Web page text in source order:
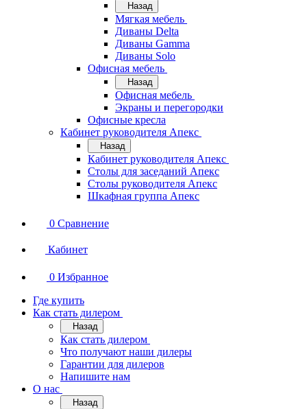
Назад
Мягкая мебель
Диваны Delta
Диваны Gamma
Диваны Solo
Офисная мебель
Назад
Офисная мебель
Экраны и перегородки
Офисные кресла
Кабинет руководителя Апекс
Назад
Кабинет руководителя Апекс
Столы для заседаний Апекс
Столы руководителя Апекс
Шкафная группа Апекс
0 Сравнение
Кабинет
0 Избранное
Где купить
Как стать дилером
Назад
Как стать дилером
Что получают наши дилеры
Гарантии для дилеров
Напишите нам
О нас
Назад